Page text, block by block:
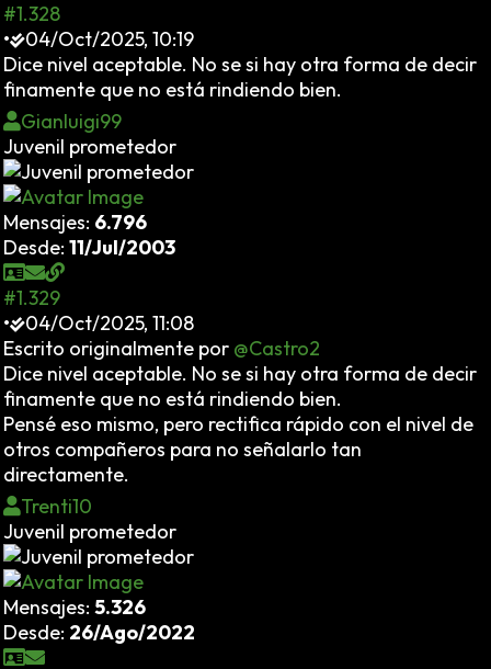
#1.328
•
04/Oct/2025, 10:19
Dice nivel aceptable. No se si hay otra forma de decir
finamente que no está rindiendo bien.
Gianluigi99
Juvenil prometedor
Mensajes: 6.796
Desde: 11/Jul/2003
#1.329
•
04/Oct/2025, 11:08
Escrito originalmente por @Castro2
Dice nivel aceptable. No se si hay otra forma de decir
finamente que no está rindiendo bien.
Pensé eso mismo, pero rectifica rápido con el nivel de
otros compañeros para no señalarlo tan
directamente.
Trenti10
Juvenil prometedor
Mensajes: 5.326
Desde: 26/Ago/2022